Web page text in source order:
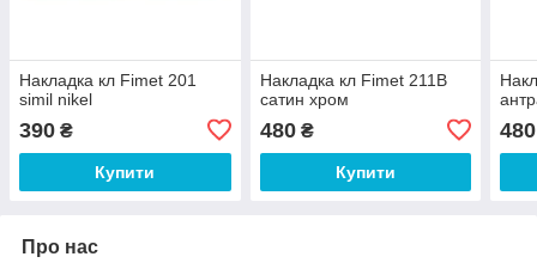
Накладка кл Fimet 201
simil nikel
390 ₴
Купити
Накладка кл Fimet 211B
сатин хром
480₴
Купити
480
Про нас